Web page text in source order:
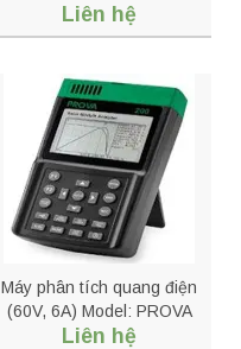
Liên hệ
Máy phân tích quang điện
(60V, 6A) Model: PROVA
200A
Liên hệ